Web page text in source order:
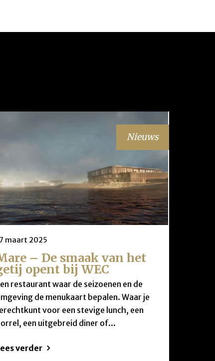
maart 2025
Nieuws
– De smaak van het
opent bij WEC
restaurant waar de seizoenen en de
de menukaart bepalen. Waar je
voor een stevige lunch, een
een uitgebreid diner of...
verder